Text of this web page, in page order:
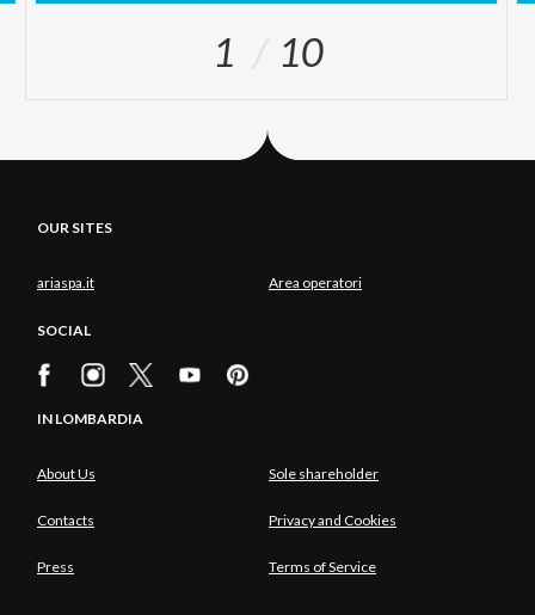
1 10
OUR SITES
ariaspa.it Area operatori
SOCIAL
IN LOMBARDIA
About Us Sole shareholder
Contacts Privacy and Cookies
Press Terms of Service